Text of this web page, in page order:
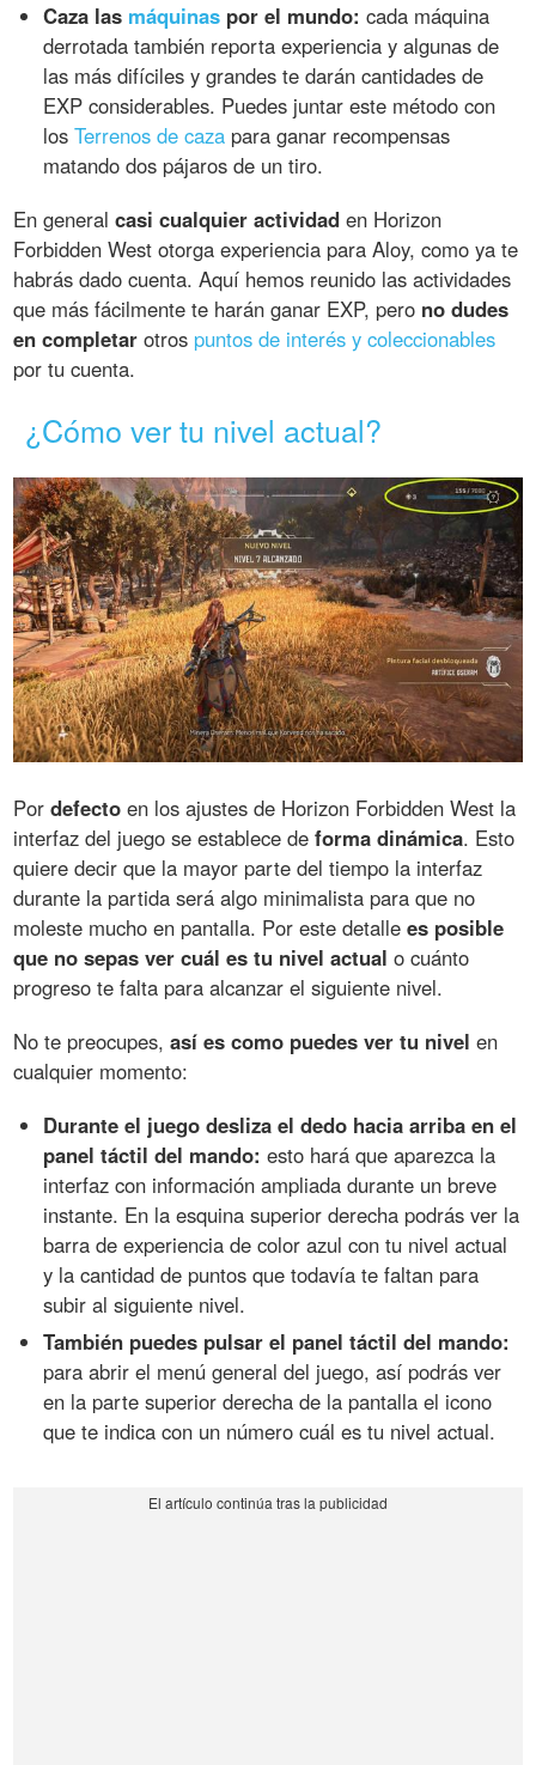
Caza las máquinas por el mundo: cada máquina
derrotada también reporta experiencia y algunas de
las más difíciles y grandes te darán cantidades de
EXP considerables. Puedes juntar este método con
losTerrenos de caza para ganar recompensas
matando dos pájaros de un tiro.
En generalcasi cualquier actividad en Horizon
Forbidden West otorga experiencia para Aloy, como ya te
habrás dado cuenta. Aquí hemos reunido las actividades
que más fácilmente te harán ganar EXP, pero no dudes
en completar otros puntos de interés y coleccionables
por tu cuenta.
¿Cómo ver tu nivel actual?
Pordefecto en los ajustes de Horizon Forbidden West la
interfaz del juego se establece deforma dinámica. Esto
quiere decir que la mayor parte del tiempo la interfaz
durante la partida será algo minimalista para que no
moleste mucho en pantalla. Por este detallees posible
que no sepas ver cuál es tu nivel actual o cuánto
progreso te falta para alcanzar el siguiente nivel.
No te preocupes,así es como puedes ver tu nivel en
cualquier momento:
Durante el juego desliza el dedo hacia arriba en el
panel táctil del mando: esto hará que aparezca la
interfaz con información ampliada durante un breve
instante. En la esquina superior derecha podrás ver la
barra de experiencia de color azul con tu nivel actual
y la cantidad de puntos que todavía te faltan para
subir al siguiente nivel.
También puedes pulsar el panel táctil del mando:
para abrir el menú general del juego, así podrás ver
en la parte superior derecha de la pantalla el icono
que te indica con un número cuál es tu nivel actual.